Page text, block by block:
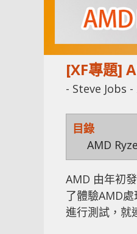
[XF專題]
- Steve Jobs -
目錄
AMD
AMD 由年初
了體驗AMD
進行測試，就